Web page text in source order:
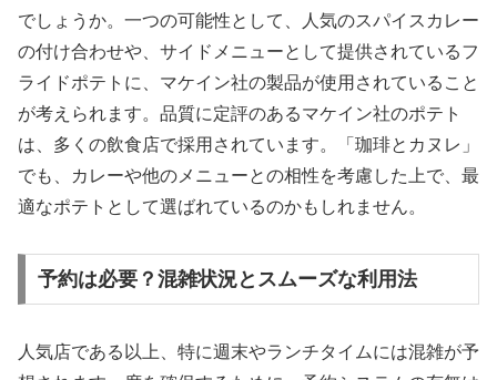
でしょうか。一つの可能性として、人気のスパイスカレー
の付け合わせや、サイドメニューとして提供されているフ
ライドポテトに、マケイン社の製品が使用されていること
が考えられます。品質に定評のあるマケイン社のポテト
は、多くの飲食店で採用されています。「珈琲とカヌレ」
でも、カレーや他のメニューとの相性を考慮した上で、最
適なポテトとして選ばれているのかもしれません。
予約は必要？混雑状況とスムーズな利用法
人気店である以上、特に週末やランチタイムには混雑が予